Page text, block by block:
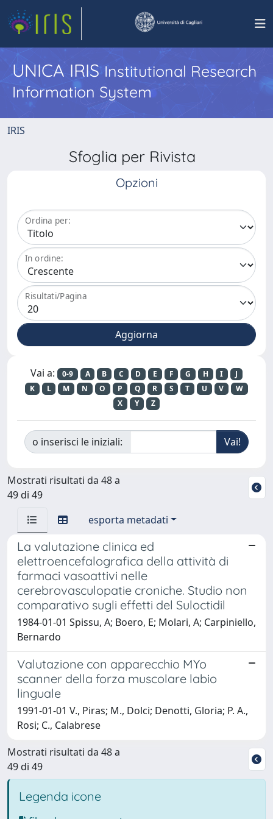
UNICA IRISInstitutional Research
Information System
IRIS
Sfoglia per Rivista
Opzioni
Ordina per:
In ordine:
Risultati/Pagina
Vai a: 0-9 A B C D E F G H I
J
K
L M N O P Q R S T U V
W
X
Y Z
o inserisci le iniziali:
Mostrati risultati da 48 a
49 di 49
esporta metadati
La valutazione clinica ed
elettroencefalografica della attività di
farmaci vasoattivi nelle
cerebrovasculopatie croniche. Studio non
comparativo sugli effetti del Suloctidil
1984-01-01 Spissu, A; Boero, E; Molari, A; Carpiniello,
Bernardo
Valutazione con apparecchio MYo
scanner della forza muscolare labio
linguale
1991-01-01 V., Piras; M., Dolci; Denotti, Gloria; P. A.,
Rosi; C., Calabrese
Mostrati risultati da 48 a
49 di 49
Legenda icone